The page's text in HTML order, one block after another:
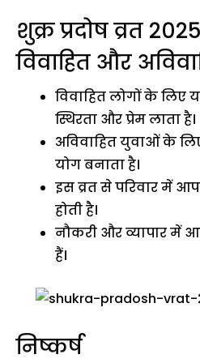
शुक्र प्रदोष व्रत
विवाहित और
विवाहित लोगों के लिए
स्थिरता और प्रेम लाता है।
अविवाहित युवाओं के
योग बनाता है।
इस व्रत से परिवार में
होती है।
नौकरी और व्यापार में
हैं।
निष्कर्ष